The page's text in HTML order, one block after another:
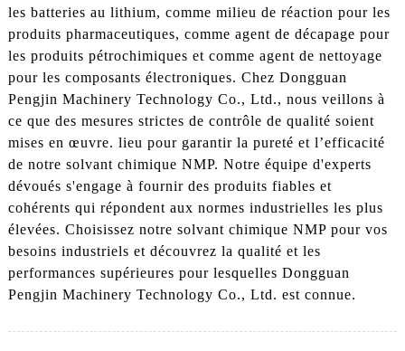
les batteries au lithium, comme milieu de réaction pour les
produits pharmaceutiques, comme agent de décapage pour
les produits pétrochimiques et comme agent de nettoyage
pour les composants électroniques. Chez Dongguan
Pengjin Machinery Technology Co., Ltd., nous veillons à
ce que des mesures strictes de contrôle de qualité soient
mises en œuvre. lieu pour garantir la pureté et l’efficacité
de notre solvant chimique NMP. Notre équipe d'experts
dévoués s'engage à fournir des produits fiables et
cohérents qui répondent aux normes industrielles les plus
élevées. Choisissez notre solvant chimique NMP pour vos
besoins industriels et découvrez la qualité et les
performances supérieures pour lesquelles Dongguan
Pengjin Machinery Technology Co., Ltd. est connue.